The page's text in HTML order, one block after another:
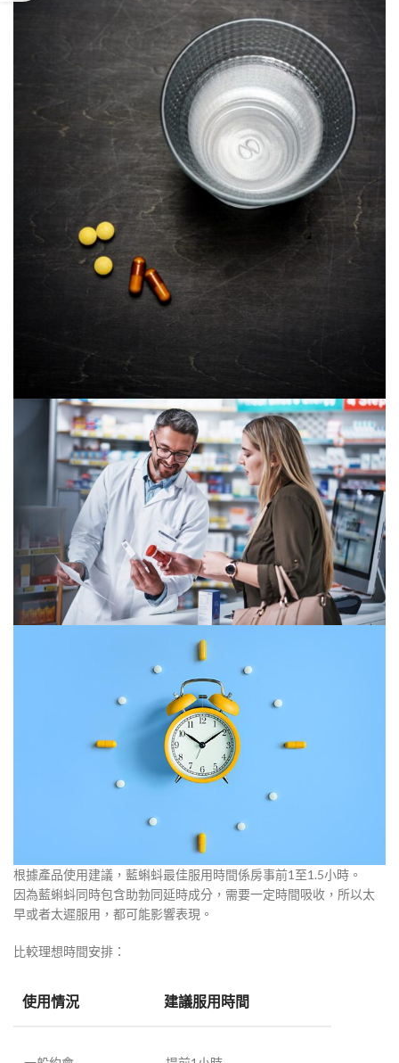
根據產品使用建議，藍蝌蚪最佳服用時間係房事前1至1.5小時。
因為藍蝌蚪同時包含助勃同延時成分，需要一定時間吸收，所以太
早或者太遲服用，都可能影響表現。
比較理想時間安排：
使用情況 建議服用時間